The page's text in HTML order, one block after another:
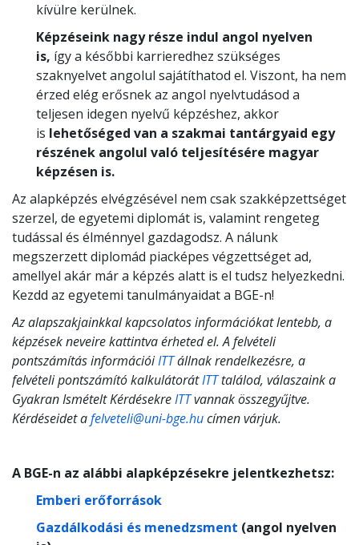
kívülre kerülnek.
Képzéseink nagy része indul angol nyelven
is, így a későbbi karrieredhez szükséges
szaknyelvet angolul sajátíthatod el. Viszont, ha nem
érzed elég erősnek az angol nyelvtudásod a
teljesen idegen nyelvű képzéshez, akkor
is lehetőséged van a szakmai tantárgyaid egy
részének angolul való teljesítésére magyar
képzésen is.
Az alapképzés elvégzésével nem csak szakképzettséget
szerzel, de egyetemi diplomát is, valamint rengeteg
tudással és élménnyel gazdagodsz. A nálunk
megszerzett diplomád piacképes végzettséget ad,
amellyel akár már a képzés alatt is el tudsz helyezkedni.
Kezdd az egyetemi tanulmányaidat a BGE-n!
Az alapszakjainkkal kapcsolatos információkat lentebb, a
képzések neveire kattintva érheted el. A felvételi
pontszámítás információiITTállnak rendelkezésre, a
felvételi pontszámító kalkulátorátITTtalálod, válaszaink a
Gyakran Ismételt KérdésekreITTvannak összegyűjtve.
Kérdéseidet afelveteli@uni-bge.hucímen várjuk.
A BGE-n az alábbi alapképzésekre jelentkezhetsz:
Emberi erőforrások
Gazdálkodási és menedzsment (angol nyelven